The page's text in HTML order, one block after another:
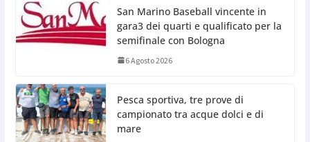
San Marino Baseball vincente in
gara3 dei quarti e qualificato per la
semifinale con Bologna
6 Agosto 2026
Pesca sportiva, tre prove di
campionato tra acque dolci e di
mare